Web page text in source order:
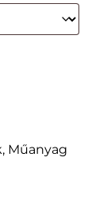
, Műanyag